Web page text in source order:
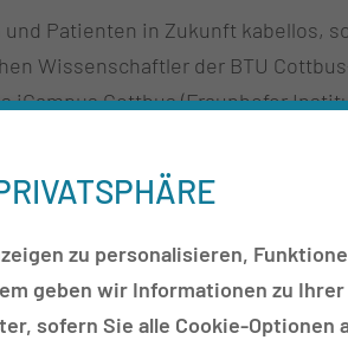
Patienten in Zukunft kabellos,
Wissenschaftler der BTU
iCampµs Cottbus (Fraunhofer
Zuverlässigkeit und Mikrointegration
Instituts für innovative
Radarsystem getüftelt.
und dann mithilfe von
Rückschlüsse auf
von Patientinnen und
zu personalisieren,
geben wir Informationen zu
sofern Sie alle Cookie-Optionen